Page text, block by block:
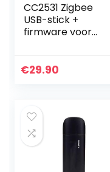
CC2531 Zigbee
USB-stick +
firmware voor
met SMA-
€29.90